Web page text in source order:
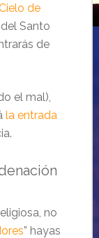
de
Santo
de
el mal),
la entrada
no
” hayas